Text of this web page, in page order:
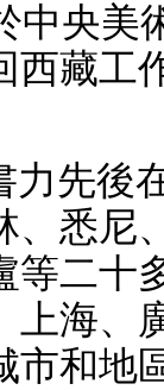
中央美
西藏工
力先後
、悉尼
等二十
上海、
市和地